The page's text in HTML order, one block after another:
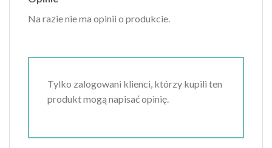
Na razie nie ma opinii o produkcie.
Tylko zalogowani klienci, którzy kupili ten
produkt mogą napisać opinię.